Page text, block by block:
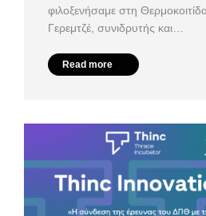
φιλοξενήσαμε στη
Γερεμτζέ, συνιδρυτής και…
Read more